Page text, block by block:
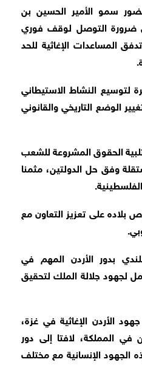
سمو الأمير الحسين بن
ضرورة التوصل لوقف فوري
المساعدات الإغاثية للحد
لتوسيع النشاط الاستيطاني
الوضع التاريخي والقانوني
الحقوق المشروعة للشعب
وفق حل الدولتين، مثمنا
بلاده على تعزيز التعاون مع
بدور الأردن المهم في
لجهود جلالة الملك لتحقيق
الأردن الإغاثية في غزة،
في المملكة، لافتا إلى دور
الجهود الإنسانية مع مختلف